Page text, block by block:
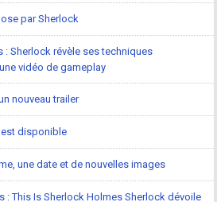
par Sherlock
: Sherlock révèle ses techniques
vidéo de gameplay
nouveau trailer
est disponible
une date et de nouvelles images
: This Is Sherlock Holmes Sherlock dévoile